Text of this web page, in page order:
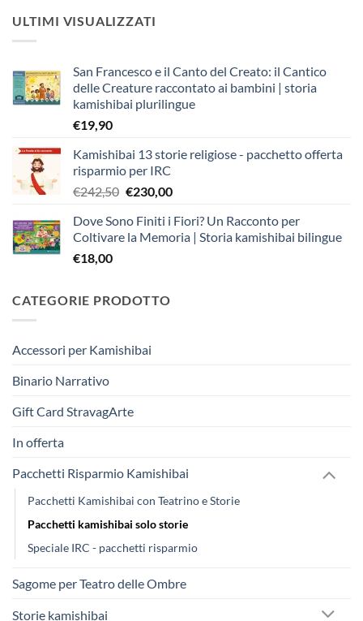
ULTIMI VISUALIZZATI
San Francesco e il Canto del Creato: il Cantico
delle Creature raccontato ai bambini | storia
kamishibai plurilingue
€19,90
Kamishibai 13 storie religiose - pacchetto offerta
risparmio per IRC
€242,50 Il
originale
era:
€230,00Il
attuale
è:
Dove Sono Finiti i Fiori? Un Racconto per
Coltivare la Memoria | Storia kamishibai bilingue
€18,00
CATEGORIE PRODOTTO
Accessori per Kamishibai
Binario Narrativo
Gift Card StravagArte
In offerta
Pacchetti Risparmio Kamishibai
Pacchetti Kamishibai con Teatrino e Storie
Pacchetti kamishibai solo storie
Speciale IRC - pacchetti risparmio
Sagome per Teatro delle Ombre
Storie kamishibai